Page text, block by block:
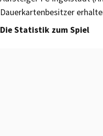
Dauerkartenbesitzer
Die Statistik zum Spiel